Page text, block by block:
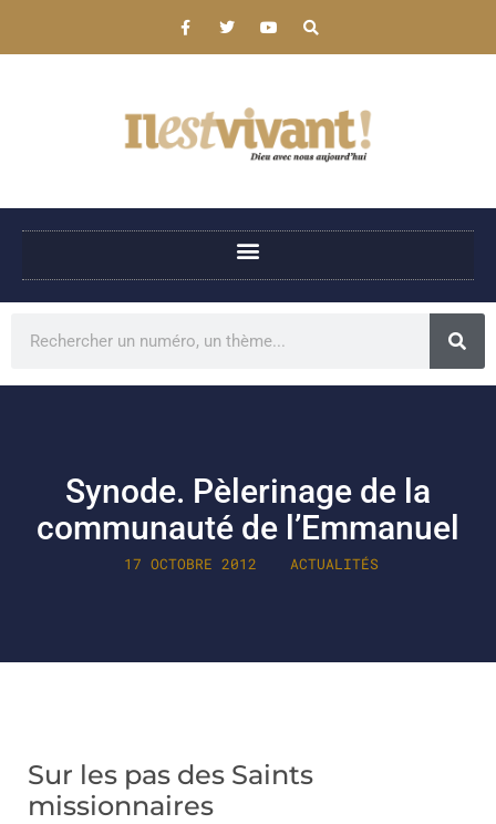
Synode. Pèlerinage de la
communauté de l’Emmanuel
17 OCTOBRE 2012 ACTUALITÉS
Sur les pas des Saints
missionnaires